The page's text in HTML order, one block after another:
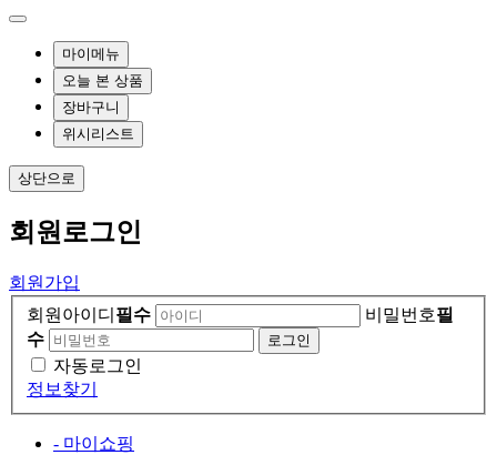
마이메뉴
오늘 본 상품
장바구니
위시리스트
상단으로
회원 로그인
회원가입
회원아이디 필수 비밀번호필
수
자동로그인
정보찾기
- 마이쇼핑